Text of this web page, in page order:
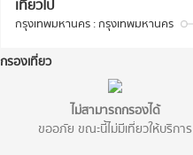
เที่ยวไป
กรุงเทพมหานคร : กรุงเทพมหานคร
กรองเที่ยว
ไม่สามารถกรองได้
ขออภัย ขณะนี้ไม่มีเที่ยวให้บริการ